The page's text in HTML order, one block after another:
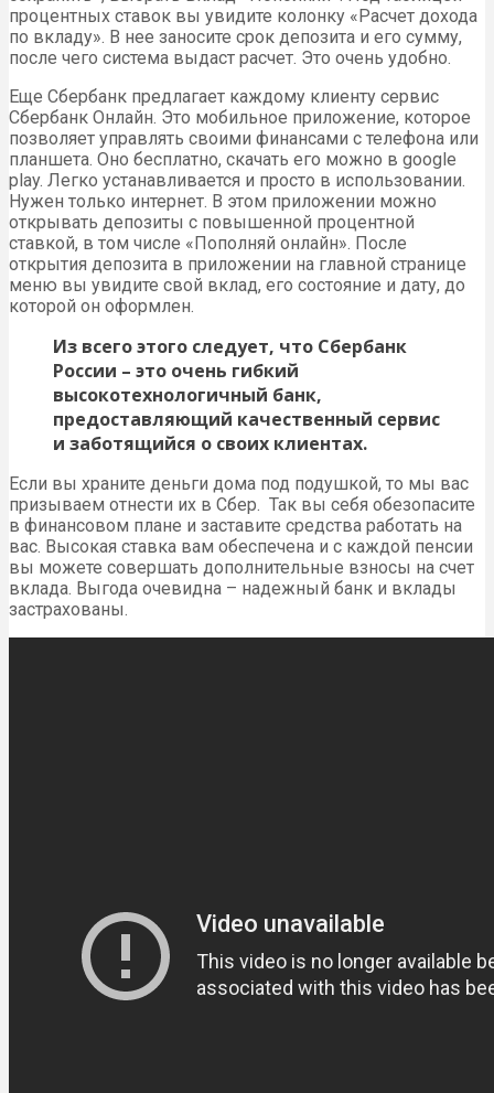
процентных ставок вы увидите колонку «Расчет дохода
по вкладу». В нее заносите срок депозита и его сумму,
после чего система выдаст расчет. Это очень удобно.
Еще Сбербанк предлагает каждому клиенту сервис
Сбербанк Онлайн. Это мобильное приложение, которое
позволяет управлять своими финансами с телефона или
планшета. Оно бесплатно, скачать его можно в google
play. Легко устанавливается и просто в использовании.
Нужен только интернет. В этом приложении можно
открывать депозиты с повышенной процентной
ставкой, в том числе «Пополняй онлайн». После
открытия депозита в приложении на главной странице
меню вы увидите свой вклад, его состояние и дату, до
которой он оформлен.
Из всего этого следует, что Сбербанк
России – это очень гибкий
высокотехнологичный банк,
предоставляющий качественный сервис
и заботящийся о своих клиентах.
Если вы храните деньги дома под подушкой, то мы вас
призываем отнести их в Сбер. Так вы себя обезопасите
в финансовом плане и заставите средства работать на
вас. Высокая ставка вам обеспечена и с каждой пенсии
вы можете совершать дополнительные взносы на счет
вклада. Выгода очевидна – надежный банк и вклады
застрахованы.